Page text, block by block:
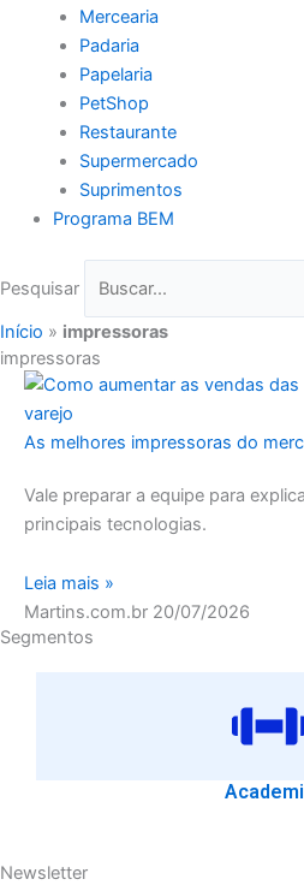
Mercearia
Padaria
Papelaria
PetShop
Restaurante
Supermercado
Suprimentos
Programa BEM
Pesquisar
Início » impressoras
impressoras
As melhores impressoras do
Vale preparar a equipe para
principais tecnologias.
Leia mais »
Martins.com.br 20/07/2026
Segmentos
Newsletter